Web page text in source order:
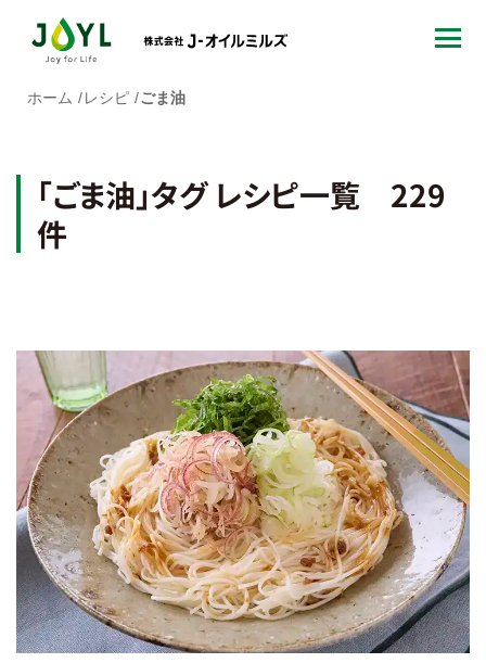
ホーム レシピ ごま油
「ごま油」タグ レシピ一覧 229
件